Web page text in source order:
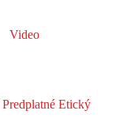
Video
Predplatné Etický